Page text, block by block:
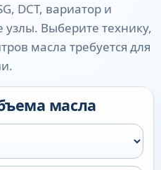
DCT, вариатор и
Выберите технику,
масла требуется для
масла